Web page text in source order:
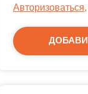
Авторизоваться,